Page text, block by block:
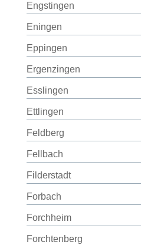
Engstingen
Eningen
Eppingen
Ergenzingen
Esslingen
Ettlingen
Feldberg
Fellbach
Filderstadt
Forbach
Forchheim
Forchtenberg